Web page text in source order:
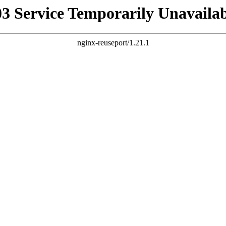
Service Temporarily
nginx-reuseport/1.21.1